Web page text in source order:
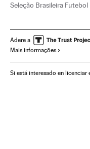
Seleção Brasileira Futebol
Olimpíadas Rio 2016
Seleções esportivas
Organizações desportivas
Adere a
Mais informações
Si está interesado en licenciar